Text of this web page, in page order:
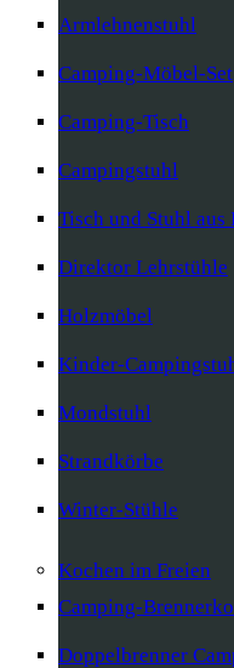
Armlehnenstuhl
Camping-Möbel-Set
Camping-Tisch
Campingstuhl
Tisch und Stuhl
Direktor Lehrstühle
Holzmöbel
Kinder-
Mondstuhl
Strandkörbe
Winter-Stühle
Kochen im Freien
Camping-
Doppelbrenner